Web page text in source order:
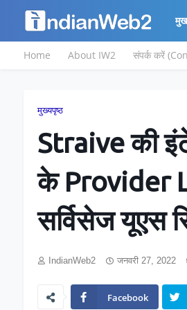
Home About IW2 संपर्क करें
मुख्यपृष्ठ
Straive की
के Provider
सर्विसेज यूएस
IndianWeb2 जनवरी 27, 2022
Facebook